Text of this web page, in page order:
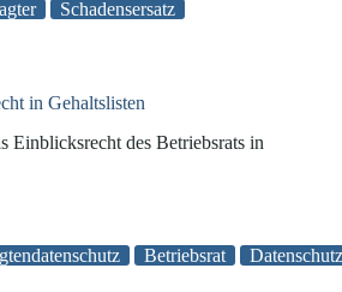
Schadensersatz
in Gehaltslisten
Einblicksrecht des Betriebsrats in
Betriebsrat